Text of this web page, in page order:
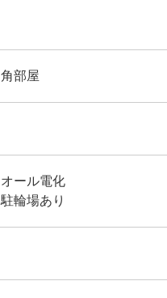
角部屋
オール電化
駐輪場あり